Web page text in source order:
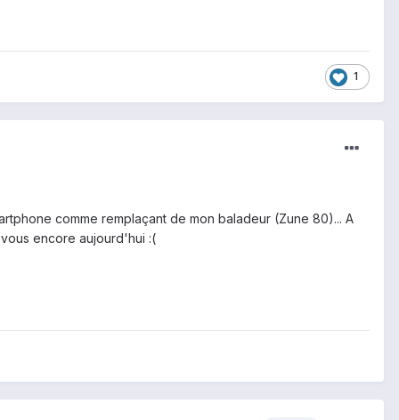
1
comme remplaçant de mon baladeur (Zune 80)... A
encore aujourd'hui :(